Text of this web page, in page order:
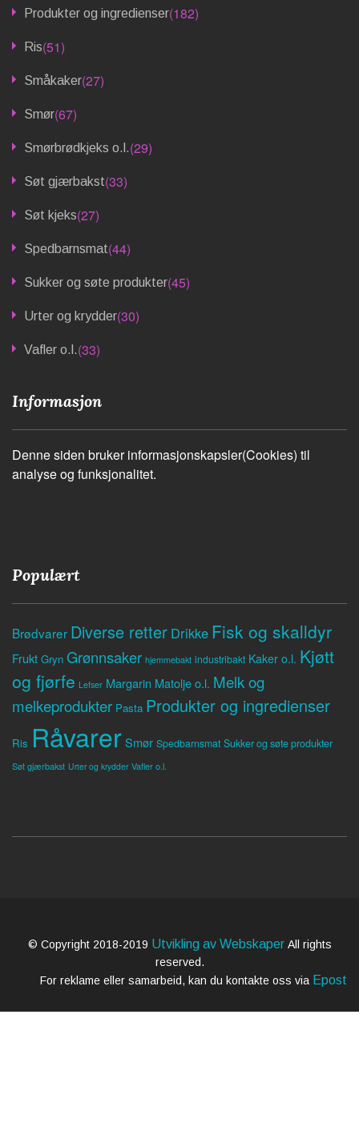
Produkter og ingredienser(182)
Ris(51)
Småkaker(27)
Smør(67)
Smørbrødkjeks o.l.(29)
Søt gjærbakst(33)
Søt kjeks(27)
Spedbarnsmat(44)
Sukker og søte produkter(45)
Urter og krydder(30)
Vafler o.l.(33)
Informasjon
Denne siden bruker informasjonskapsler(Cookies) til
analyse og funksjonalitet.
Populært
Brødvarer Diverse retter Drikke Fisk og skalldyr
Frukt Gryn Grønnsaker hjemmebakt industribakt Kaker o.l. Kjøtt
og fjørfe Lefser Margarin Matolje o.l. Melk og
melkeprodukter Pasta Produkter og ingredienser
Ris RåvarerSmør Spedbarnsmat Sukker og søte produkter
Søt gjærbakst Urter og krydder Vafler o.l.
© Copyright 2018-2019 Utvikling av Webskaper All rights
reserved.
For reklame eller samarbeid, kan du kontakte oss via Epost